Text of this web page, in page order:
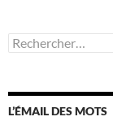
Rechercher :
L’ÉMAIL DES MOTS